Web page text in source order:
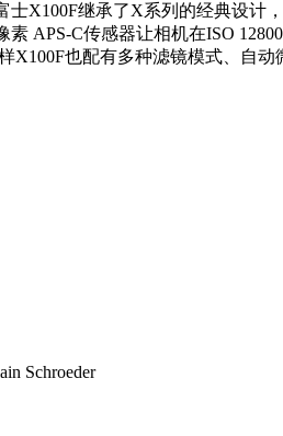
士X100F继承了X系列的经典设
APS-C传感器让相机在ISO
也配有多种滤镜模式、自动
Schroeder